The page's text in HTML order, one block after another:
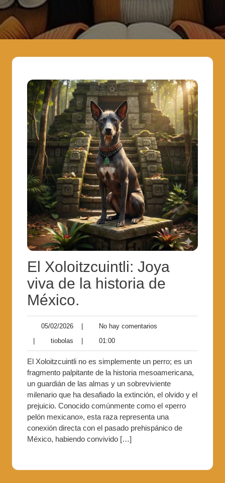
El Xoloitzcuintli: Joya
viva de la historia de
México.
05/02/2026
No hay comentarios
tiobolas 01:00
El Xoloitzcuintli no es simplemente un perro; es un
fragmento palpitante de la historia mesoamericana,
un guardián de las almas y un sobreviviente
milenario que ha desafiado la extinción, el olvido y el
prejuicio. Conocido comúnmente como el «perro
pelón mexicano», esta raza representa una
conexión directa con el pasado prehispánico de
México, habiendo convivido […]